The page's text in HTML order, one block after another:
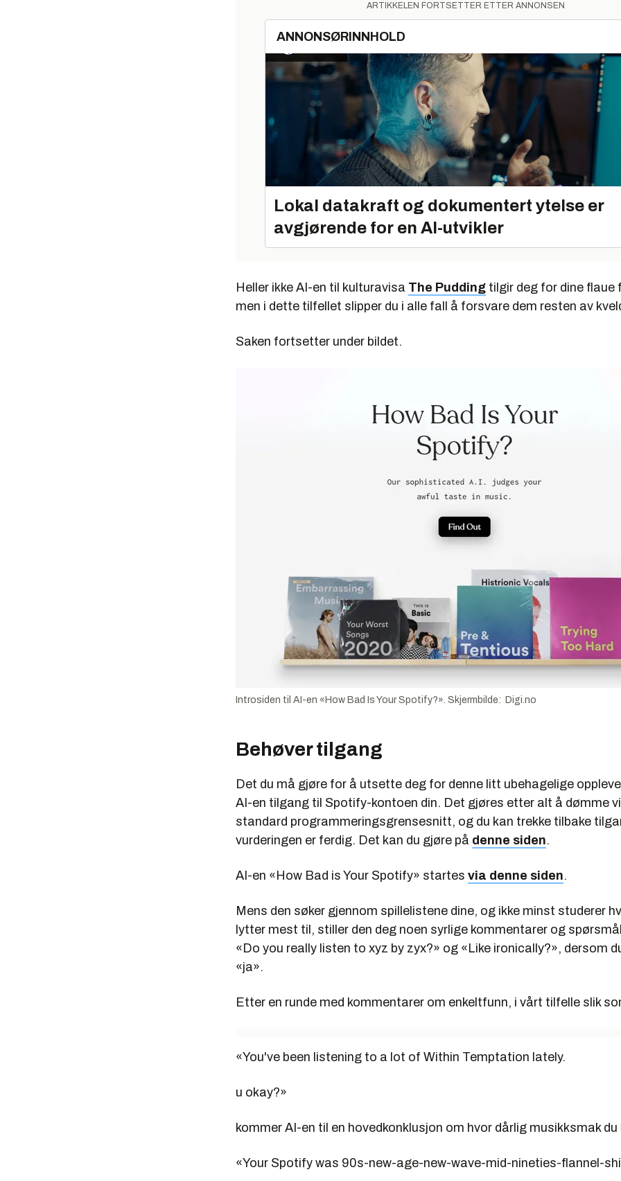
ARTIKKELEN FORTSETTER ETTER ANNONSEN
ANNONSØRINNHOLD
Lokal datakraft og dokumentert ytelse er
avgjørende for en AI-utvikler
Heller ikke AI-en til kulturavisa The Pudding tilgir deg for dine flaue
men i dette tilfellet slipper du i alle fall å forsvare dem resten av
Saken fortsetter under bildet.
Introsiden til AI-en «How Bad Is Your Spotify?». Skjermbilde: Digi.no
Behøver tilgang
Det du må gjøre for å utsette deg for denne litt ubehagelige
AI-en tilgang til Spotify-kontoen din. Det gjøres etter alt å dømme
standard programmeringsgrensesnitt, og du kan trekke tilbake
vurderingen er ferdig. Det kan du gjøre på denne siden.
AI-en «How Bad is Your Spotify» startes via denne siden.
Mens den søker gjennom spillelistene dine, og ikke minst studerer
lytter mest til, stiller den deg noen syrlige kommentarer og
«Do you really listen to xyz by zyx?» og «Like ironically?», dersom
«ja».
Etter en runde med kommentarer om enkeltfunn, i vårt tilfelle slik
«You've been listening to a lot of Within Temptation lately.
u okay?»
kommer AI-en til en hovedkonklusjon om hvor dårlig musikksmak du
«Your Spotify was 90s-new-age-new-wave-mid-nineties-flannel-